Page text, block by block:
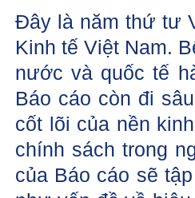
Đây là năm thứ tư
Kinh tế Việt Nam.
nước và quốc tế
Báo cáo còn đi
cốt lõi của nền
chính sách trong
của Báo cáo sẽ